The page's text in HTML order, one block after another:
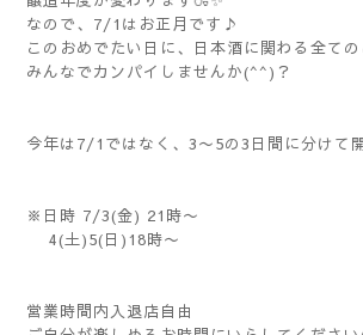
なので、7/1はお正月です♪
このおめでたい日に、日本酒に関わる全ての
みんなでカンパイしませんか(^^)？
今年は7/1ではなく、3〜5の3日間に分けて
※日時 7/3(金) 21時〜
4(土)5(日)18時〜
営業時間内入退店自由